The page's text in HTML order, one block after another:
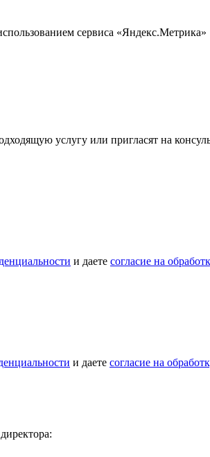
сервиса «Яндекс.Метрика»
услугу или пригласят на
и даете согласие на
и даете согласие на